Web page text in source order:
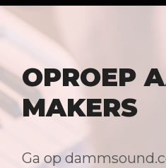
OPROEP
MAKERS
Ga op